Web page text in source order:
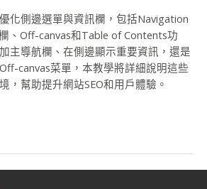
化側邊選單與資訊欄，包括Navigation
、Off-canvas和Table of Contents功
主導航欄、在側邊顯示重要資訊，還是
canvas菜單，本教學將詳細說明這些
，幫助提升網站SEO和用戶體驗。